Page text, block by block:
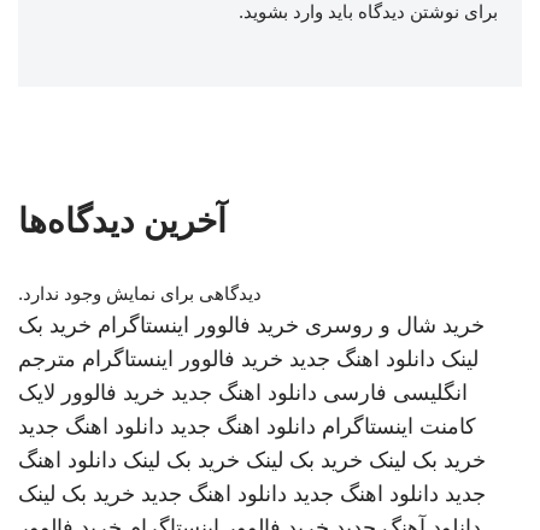
برای نوشتن دیدگاه باید وارد بشوید.
آخرین دیدگاه‌ها
دیدگاهی برای نمایش وجود ندارد.
خرید شال و روسری خرید فالوور اینستاگرام خرید بک
لینک دانلود اهنگ جدید خرید فالوور اینستاگرام مترجم
انگلیسی فارسی دانلود اهنگ جدید خرید فالوور لایک
کامنت اینستاگرام دانلود اهنگ جدید دانلود اهنگ جدید
خرید بک لینک خرید بک لینک خرید بک لینک دانلود اهنگ
جدید دانلود اهنگ جدید دانلود اهنگ جدید خرید بک لینک